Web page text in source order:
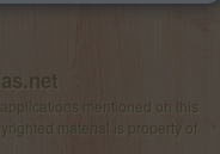
mentioned on this
material is property of